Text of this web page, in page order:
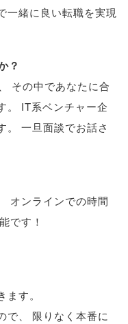
一緒に良い転職を実現
？
その中であなたに合
。
IT系ベンチャー企
。
一旦面談でお話さ
オンラインでの時間
です！
ます。
で
限りなく本番に